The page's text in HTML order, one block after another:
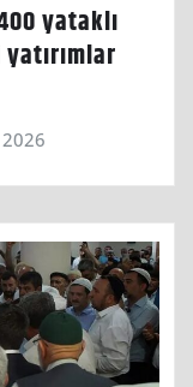
yataklı